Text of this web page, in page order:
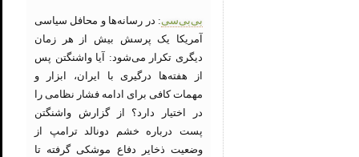
بی‌بی‌سی: در رسانه‌ها و محافل سیاسی
آمریکا یک پرسش بیش از هر زمان
دیگری تکرار می‌شود: آیا واشنگتن پس
از هفته‌ها درگیری با ایران، ابزار و
مهمات کافی برای ادامه فشار نظامی را
در اختیار دارد؟ از گزارش واشنگتن
پست درباره خشم دونالد ترامپ از
وضعیت ذخایر دفاع موشکی گرفته تا